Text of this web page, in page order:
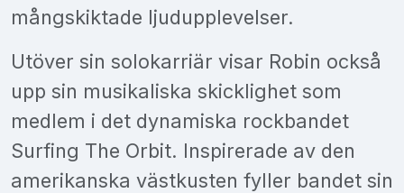
mångskiktade ljudupplevelser.
Utöver sin solokarriär visar Robin också
upp sin musikaliska skicklighet som
medlem i det dynamiska rockbandet
Surfing The Orbit. Inspirerade av den
amerikanska västkusten fyller bandet sin